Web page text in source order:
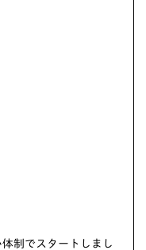
制でスタートしまし